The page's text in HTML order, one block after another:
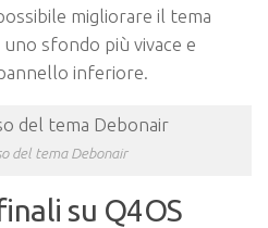
migliorare il tema
sfondo più vivace e
inferiore.
del tema Debonair
su Q4OS